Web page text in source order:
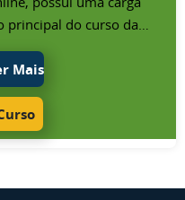
principal do curso da
a formação necessária
O foco está
realizarem suas
acidentes e doenças
Mais